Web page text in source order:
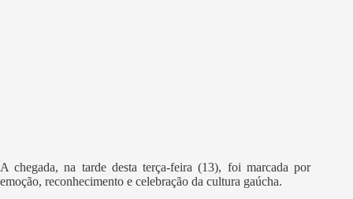
A chegada, na tarde desta terça-feira (13), foi marcada por
emoção, reconhecimento e celebração da cultura gaúcha.